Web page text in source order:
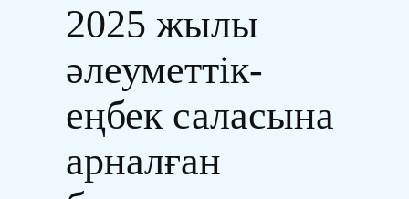
2025 жылы
әлеуметтік-
еңбек саласына
арналған